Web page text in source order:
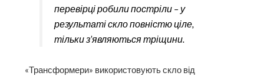
перевірці робили постріли – у
результаті скло повністю ціле,
тільки з’являються тріщини.
«Трансформери» використовують скло від